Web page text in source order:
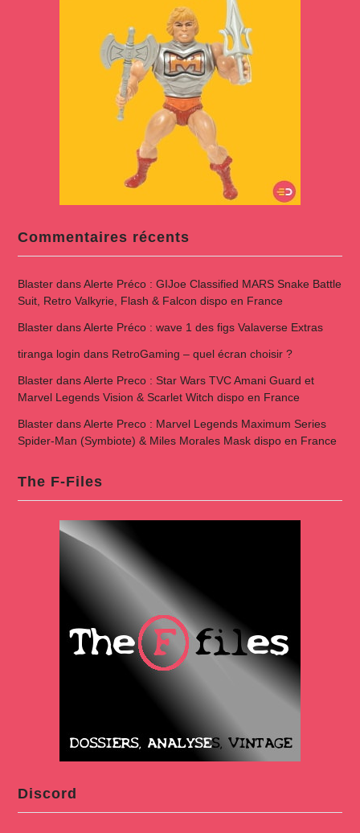
Commentaires récents
BlasterdansAlerte Préco : GIJoe Classified MARS Snake Battle
Suit, Retro Valkyrie, Flash & Falcon dispo en France
BlasterdansAlerte Préco : wave 1 des figs Valaverse Extras
tiranga login dans RetroGaming – quel écran choisir ?
BlasterdansAlerte Preco : Star Wars TVC Amani Guard et
Marvel Legends Vision & Scarlet Witch dispo en France
BlasterdansAlerte Preco : Marvel Legends Maximum Series
Spider-Man (Symbiote) & Miles Morales Mask dispo en France
The F-Files
Discord